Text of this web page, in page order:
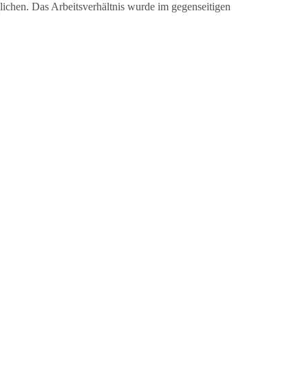
Das Arbeitsverhältnis wurde im gegenseitigen